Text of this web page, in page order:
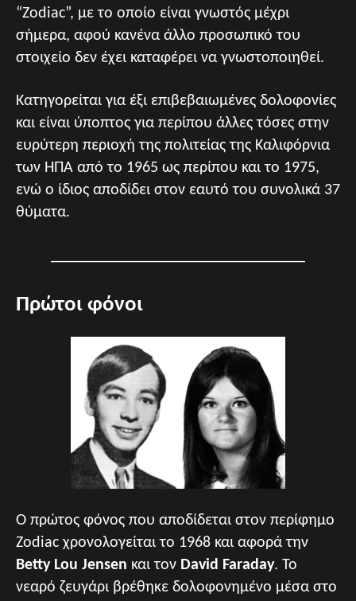
“Zodiac”, με το οποίο είναι γνωστός μέχρι
σήμερα, αφού κανένα άλλο προσωπικό του
στοιχείο δεν έχει καταφέρει να γνωστοποιηθεί.
Κατηγορείται για έξι επιβεβαιωμένες δολοφονίες
και είναι ύποπτος για περίπου άλλες τόσες στην
ευρύτερη περιοχή της πολιτείας της Καλιφόρνια
των ΗΠΑ από το 1965 ως περίπου και το 1975,
ενώ ο ίδιος αποδίδει στον εαυτό του συνολικά 37
θύματα.
Πρώτοι φόνοι
Ο πρώτος φόνος που αποδίδεται στον περίφημο
Zodiac χρονολογείται το 1968 και αφορά την
Betty Lou Jensen και τον David Faraday. Το
νεαρό ζευγάρι βρέθηκε δολοφονημένο μέσα στο